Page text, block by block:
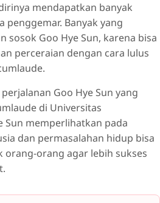
mendapatkan banyak
penggemar. Banyak yang
sosok Goo Hye Sun, karena bisa
perceraian dengan cara lulus
Goo Hye Sun yang
di Universitas
Sun memperlihatkan pada
dan permasalahan hidup bisa
orang agar lebih sukses